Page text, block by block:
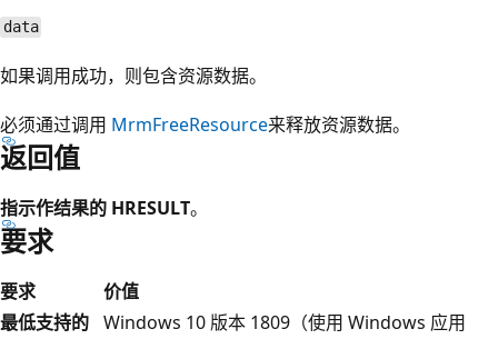
data
如果调用成功，则包含资源数据。
必须通过调用 MrmFreeResource来释放资源数据。
返回值
指示作结果的 HRESULT。
要求
要求
价值
最低支持的 Windows 10 版本 1809（使用 Windows 应用